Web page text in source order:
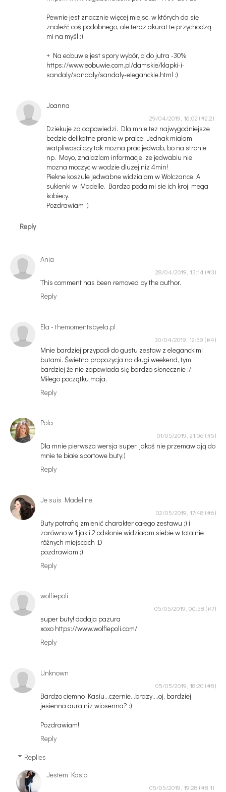
Pewnie jest znacznie więcej miejsc, w których da się
znaleźć coś podobnego, ale teraz akurat te przychodzą
mi na myśl :)
+ Na eobuwie jest spory wybór, a do jutra -30%
https://www.eobuwie.com.pl/damskie/klapki-i-
sandaly/sandaly/sandaly-eleganckie.html :)
Joanna
29/04/2019, 16:02
Dziekuje za odpowiedzi. Dla mnie tez najwygodniejsze
bedzie delikatne pranie w pralce. Jednak mialam
watpliwosci czy tak mozna prac jedwab, bo na stronie
np. Moyo, znalazlam informacje, ze jedwabiu nie
mozna moczyc w wodzie dluzej niz 4min!
Piekne koszule jedwabne widzialam w Wolczance. A
sukienki w Madelle. Bardzo poda mi sie ich kroj, mega
kobiecy.
Pozdrawiam :)
Reply
Ania
28/04/2019, 13:14
This comment has been removed by the author.
Reply
Ela - themomentsbyela.pl
30/04/2019, 12:59
Mnie bardziej przypadł do gustu zestaw z eleganckimi
butami. Świetna propozycja na długi weekend, tym
bardziej że nie zapowiada się bardzo słonecznie :/
Miłego początku maja.
Reply
Pola
01/05/2019, 21:06
Dla mnie pierwsza wersja super, jakoś nie przemawiają do
mnie te białe sportowe buty;)
Reply
Je suis Madeline
02/05/2019, 17:48
Buty potrafią zmienić charakter całego zestawu ;) i
zarówno w 1 jak i 2 odsłonie widziałam siebie w totalnie
różnych miejscach :D
pozdrawiam ;)
Reply
wolfiepoli
05/05/2019, 00:58
super buty! dodaja pazura
xoxo https://www.wolfiepoli.com/
Reply
Unknown
05/05/2019, 18:20
Bardzo ciemno Kasiu...czernie...brazy....oj, bardziej
jesienna aura niz wiosenna? :)
Pozdrawiam!
Reply
Replies
Jestem Kasia
05/05/2019, 19:28